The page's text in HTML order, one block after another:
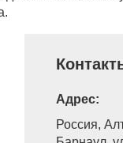
Адрес:
Россия,